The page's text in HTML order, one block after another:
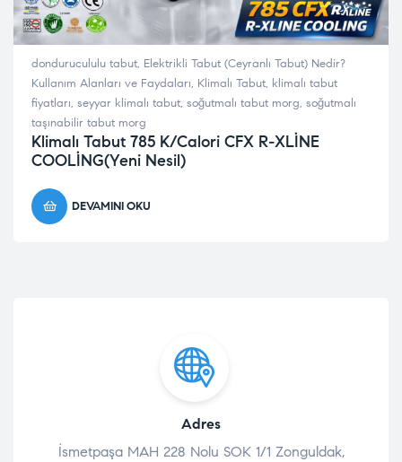
dondurucululu tabut, Elektrikli Tabut (Ceyranlı Tabut) Nedir?
Kullanım Alanları ve Faydaları, Klimalı Tabut, klimalı tabut
fiyatları, seyyar klimalı tabut, soğutmalı tabut morg, soğutmalı
taşınabilir tabut morg
Klimalı Tabut 785 K/Calori CFX R-XLİNE
COOLİNG(Yeni Nesil)
DEVAMINI OKU
Adres
İsmetpaşa MAH 228 Nolu SOK 1/1 Zonguldak,